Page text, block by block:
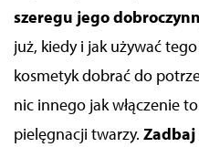
szeregu jego
już, kiedy i jak używać
kosmetyk dobrać do
nic innego jak włączenie
pielęgnacji twarzy.